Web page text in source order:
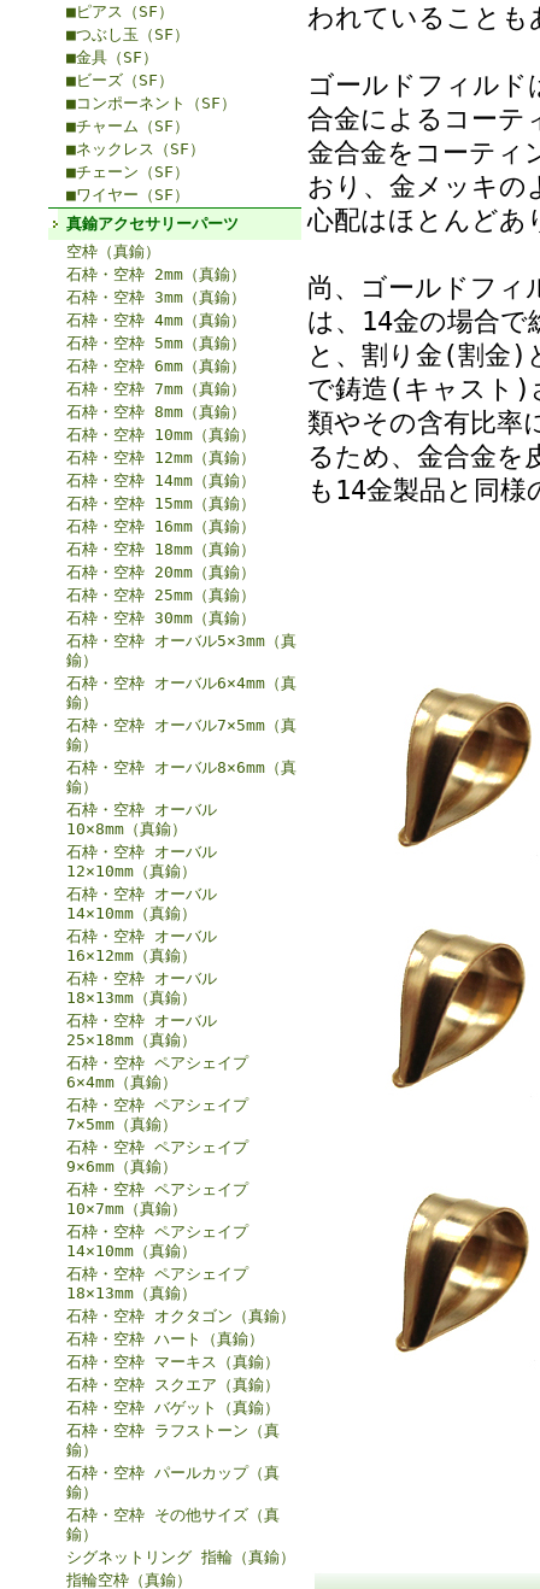
■ピアス（SF）
■つぶし玉（SF）
■金具（SF）
■ビーズ（SF）
■コンポーネント（SF）
■チャーム（SF）
■ネックレス（SF）
■チェーン（SF）
■ワイヤー（SF）
真鍮アクセサリーパーツ
空枠（真鍮）
石枠・空枠 2mm（真鍮）
石枠・空枠 3mm（真鍮）
石枠・空枠 4mm（真鍮）
石枠・空枠 5mm（真鍮）
石枠・空枠 6mm（真鍮）
石枠・空枠 7mm（真鍮）
石枠・空枠 8mm（真鍮）
石枠・空枠 10mm（真鍮）
石枠・空枠 12mm（真鍮）
石枠・空枠 14mm（真鍮）
石枠・空枠 15mm（真鍮）
石枠・空枠 16mm（真鍮）
石枠・空枠 18mm（真鍮）
石枠・空枠 20mm（真鍮）
石枠・空枠 25mm（真鍮）
石枠・空枠 30mm（真鍮）
石枠・空枠 オーバル5×3mm（真
鍮）
石枠・空枠 オーバル6×4mm（真
鍮）
石枠・空枠 オーバル7×5mm（真
鍮）
石枠・空枠 オーバル8×6mm（真
鍮）
石枠・空枠 オーバル
10×8mm（真鍮）
石枠・空枠 オーバル
12×10mm（真鍮）
石枠・空枠 オーバル
14×10mm（真鍮）
石枠・空枠 オーバル
16×12mm（真鍮）
石枠・空枠 オーバル
18×13mm（真鍮）
石枠・空枠 オーバル
25×18mm（真鍮）
石枠・空枠 ペアシェイプ
6×4mm（真鍮）
石枠・空枠 ペアシェイプ
7×5mm（真鍮）
石枠・空枠 ペアシェイプ
9×6mm（真鍮）
石枠・空枠 ペアシェイプ
10×7mm（真鍮）
石枠・空枠 ペアシェイプ
14×10mm（真鍮）
石枠・空枠 ペアシェイプ
18×13mm（真鍮）
石枠・空枠 オクタゴン（真鍮）
石枠・空枠 ハート（真鍮）
石枠・空枠 マーキス（真鍮）
石枠・空枠 スクエア（真鍮）
石枠・空枠 バゲット（真鍮）
石枠・空枠 ラフストーン（真
鍮）
石枠・空枠 パールカップ（真
鍮）
石枠・空枠 その他サイズ（真
鍮）
シグネットリング 指輪（真鍮）
指輪空枠（真鍮）
われていることも
ゴールドフィル
合金によるコーテ
金合金をコーティ
おり、金メッキ
心配はほとんどあ
尚、ゴールドフィ
は、14金の場合
と、割り金(割金)
で鋳造(キャスト)
類やその含有比率
るため、金合金を
も14金製品と同